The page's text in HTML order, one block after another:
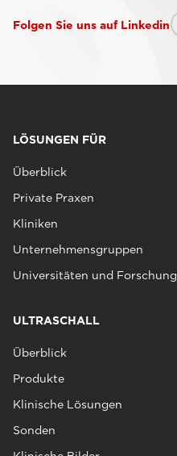
Folgen Sie uns auf Linkedin
LÖSUNGEN FÜR
Überblick
Private Praxen
Kliniken
Unternehmensgruppen
Universitäten und Forschung
ULTRASCHALL
Überblick
Produkte
Klinische Lösungen
Sonden